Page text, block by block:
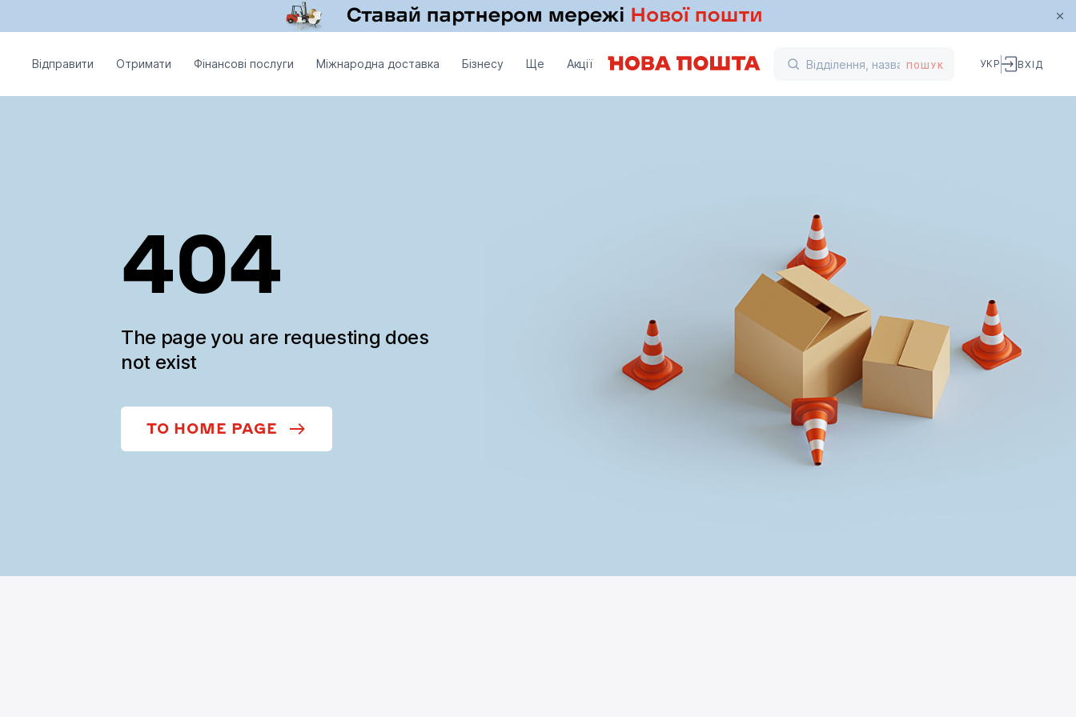
Відправити Отримати Фінансові послуги Міжнародна доставка Бізнесу Ще Акції ПОШУК УКР ВХІД
404
The page you are requesting does
not exist
TO HOME PAGE